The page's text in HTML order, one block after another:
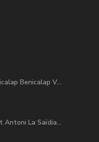
Benicalap V...
Antoni La Saïdia...